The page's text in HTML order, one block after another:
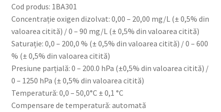
Cod produs: 1BA301
Concentrație oxigen dizolvat: 0,00 – 20,00 mg/L (± 0,5% din
valoarea citită) / 0 – 90 mg/L (± 0,5% din valoarea citită)
Saturație: 0,0 – 200,0 % (± 0,5% din valoarea citită) / 0 – 600
% (± 0,5% din valoarea citită)
Presiune parțială: 0 – 200.0 hPa (±0,5% din valoarea citită) /
0 – 1250 hPa (± 0,5% din valoarea citită)
Temperatură: 0,0 – 50,0°C ± 0,1 °C
Compensare de temperatură: automată